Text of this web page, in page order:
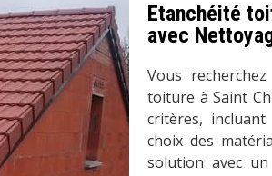
Etanchéité
avec
Vous
toiture à Saint
critères,
choix des
solution avec